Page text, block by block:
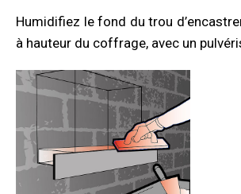
Humidifiez le fond du trou
à hauteur du coffrage, avec un